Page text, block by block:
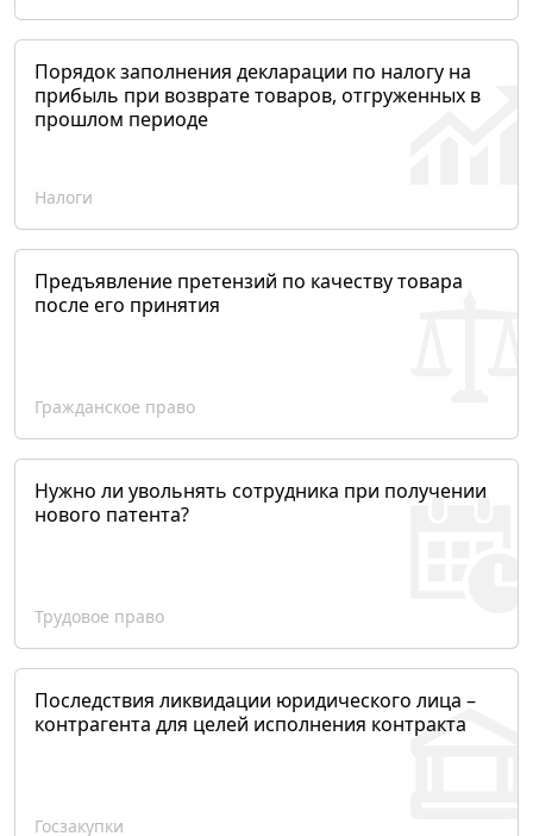
Порядок заполнения декларации по налогу на
прибыль при возврате товаров, отгруженных в
прошлом периоде
Налоги
Предъявление претензий по качеству товара
после его принятия
Гражданское право
Нужно ли увольнять сотрудника при получении
нового патента?
Трудовое право
Последствия ликвидации юридического лица –
контрагента для целей исполнения контракта
Госзакупки